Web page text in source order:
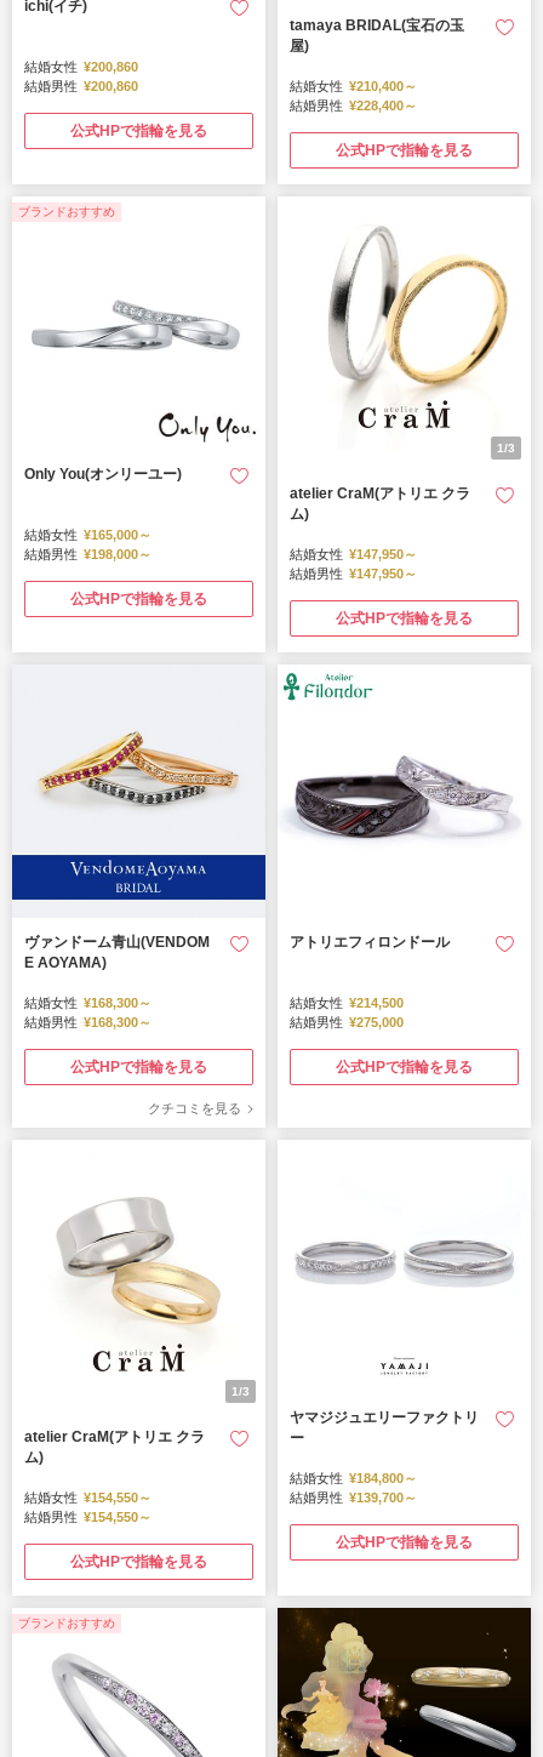
ichi(イチ)
結婚女性 ¥200,860
結婚男性 ¥200,860
公式HPで指輪を見る
tamaya BRIDAL(宝石の玉
屋)
結婚女性 ¥210,400～
結婚男性 ¥228,400～
公式HPで指輪を見る
ブランドおすすめ
Only You(オンリーユー)
結婚女性 ¥165,000～
結婚男性 ¥198,000～
公式HPで指輪を見る
1/3
atelier CraM(アトリエ クラ
ム)
結婚女性 ¥147,950～
結婚男性 ¥147,950～
公式HPで指輪を見る
ヴァンドーム青山(VENDOM
E AOYAMA)
結婚女性 ¥168,300～
結婚男性 ¥168,300～
公式HPで指輪を見る
クチコミを見る
アトリエフィロンドール
結婚女性 ¥214,500
結婚男性 ¥275,000
公式HPで指輪を見る
1/3
atelier CraM(アトリエ クラ
ム)
結婚女性 ¥154,550～
結婚男性 ¥154,550～
公式HPで指輪を見る
ヤマジジュエリーファクトリ
ー
結婚女性 ¥184,800～
結婚男性 ¥139,700～
公式HPで指輪を見る
ブランドおすすめ